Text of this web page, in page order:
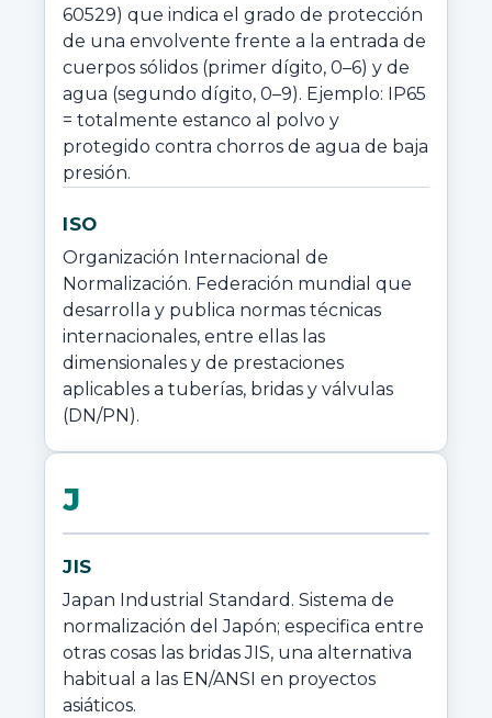
60529) que indica el grado de protección
de una envolvente frente a la entrada de
cuerpos sólidos (primer dígito, 0–6) y de
agua (segundo dígito, 0–9). Ejemplo: IP65
= totalmente estanco al polvo y
protegido contra chorros de agua de baja
presión.
ISO
Organización Internacional de
Normalización. Federación mundial que
desarrolla y publica normas técnicas
internacionales, entre ellas las
dimensionales y de prestaciones
aplicables a tuberías, bridas y válvulas
(DN/PN).
J
JIS
Japan Industrial Standard. Sistema de
normalización del Japón; especifica entre
otras cosas las bridas JIS, una alternativa
habitual a las EN/ANSI en proyectos
asiáticos.